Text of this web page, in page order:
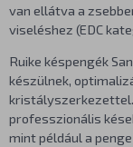
van ellátva a
viseléshez (EDC
Ruike késpengék
készülnek,
kristályszerkezettel.
professzionális
mint például a